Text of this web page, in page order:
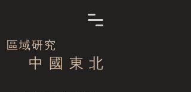
區域研究
中 國 東 北